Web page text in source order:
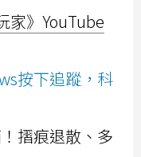
家》YouTube
按下追蹤，科
摺痕退散、多